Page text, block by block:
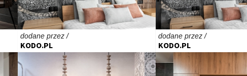
dodane przez /
KODO.PL
dodane przez /
KODO.PL